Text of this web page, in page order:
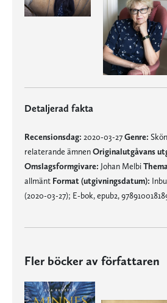
Detaljerad fakta
Recensionsdag: 2020-03-27Genre:
relaterande ämnenOriginalutgåvans
Omslagsformgivare: Johan Melbi
allmänt Format (utgivningsdatum):
(2020-03-27); E-bok, epub2,
Fler böcker av författaren